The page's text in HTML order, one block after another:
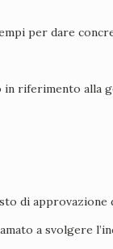
per dare
in riferimento alla
di approvazione
a svolgere